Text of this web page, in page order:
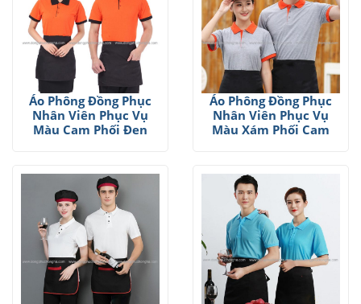
Áo Phông Đồng Phục
Nhân Viên Phục Vụ
Màu Cam Phối Đen
Áo Phông Đồng Phục
Nhân Viên Phục Vụ
Màu Xám Phối Cam